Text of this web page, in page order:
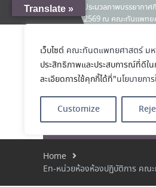
เว็บไซต์ คณะทันตแพทยศาสตร์ มห
ประสิทธิภาพและประสบการณ์ที่ดีใน
ละเอียดการใช้คุกกี้ได้ที่"นโยบายกา
Customize
News:
คณะทันตแพทยศาสตร์
และหลักสูตรประกาศนี
ประกาศคณะทันตแพทยศ
(เงินรายได้) ตำแหน่ง
หน้าแรก เกี่ยวกับ
Home
En-หน่วยห้องห้องปฏิบัติการ คณะ
Translate »